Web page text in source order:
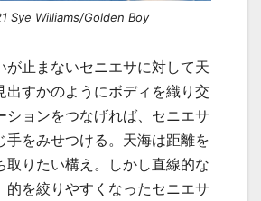
Sye Williams/Golden Boy
が止まないセニエサに対して天
出すかのようにボディを織り交
ションをつなげれば、セニエサ
手をみせつける。天海は距離を
取りたい構え。しかし直線的な
的を絞りやすくなったセニエサ